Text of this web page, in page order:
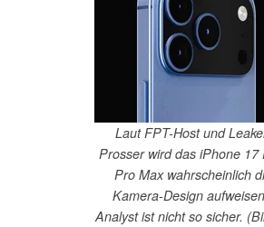
Laut FPT-Host und
Prosser wird das iPhone 17
Pro Max wahrscheinlich
Kamera-Design
Analyst ist nicht so sicher.